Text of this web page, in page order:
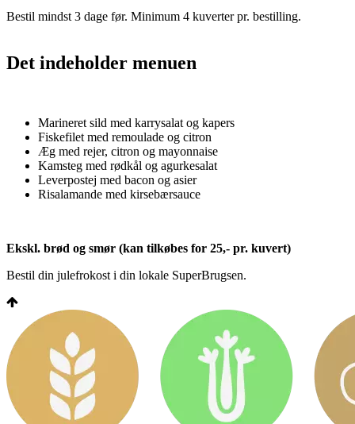
Bestil mindst 3 dage før. Minimum 4 kuverter pr. bestilling.
Det indeholder menuen
Marineret sild med karrysalat og kapers
Fiskefilet med remoulade og citron
Æg med rejer, citron og mayonnaise
Kamsteg med rødkål og agurkesalat
Leverpostej med bacon og asier
Risalamande med kirsebærsauce
Ekskl. brød og smør (kan tilkøbes for 25,- pr. kuvert)
Bestil din julefrokost i din lokale SuperBrugsen.